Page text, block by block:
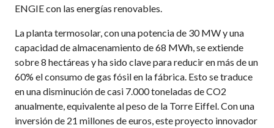
ENGIE con las energías renovables.
La planta termosolar, con una potencia de 30 MW y una
capacidad de almacenamiento de 68 MWh, se extiende
sobre 8 hectáreas y ha sido clave para reducir en más de un
60% el consumo de gas fósil en la fábrica. Esto se traduce
en una disminución de casi 7.000 toneladas de CO2
anualmente, equivalente al peso de la Torre Eiffel. Con una
inversión de 21 millones de euros, este proyecto innovador